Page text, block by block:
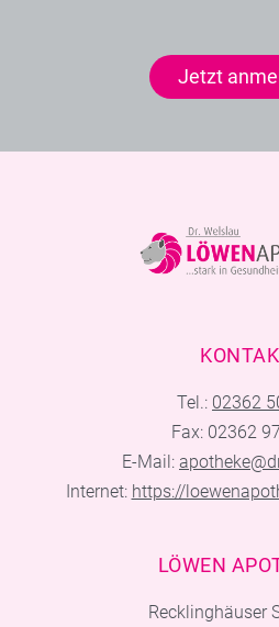
Jetzt
Tel.: 02362
Fax: 02362
E-Mail:
Internet: https://
LÖWEN
Recklinghäuser